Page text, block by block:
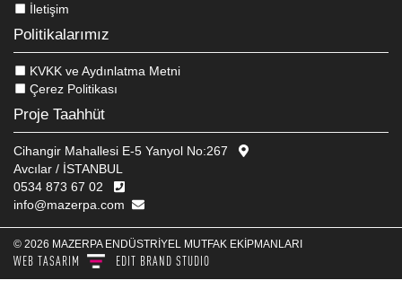
İletişim
Politikalarımız
KVKK ve Aydınlatma Metni
Çerez Politikası
Proje Taahhüt
Cihangir Mahallesi E-5 Yanyol No:267
Avcılar / İSTANBUL
0534 873 67 02
info@mazerpa.com
© 2026 MAZERPA ENDÜSTRIYEL MUTFAK EKIPMANLARI
WEB TASARIM EDIT BRAND STUDIO
Bu Sitede, kullanıcı deneyimini geliştirmek ve internet sitesinin
verimli çalışmasını sağlamak amacıyla çerezler kullanılmaktadır.
Daha fazla bilgi için çerez politikamızı okuyun.
Evet, kabul ediyorum
Hayır